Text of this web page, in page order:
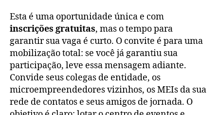
Esta é uma oportunidade única e com
inscrições gratuitas, mas o tempo para
garantir sua vaga é curto. O convite é para uma
mobilização total: se você já garantiu sua
participação, leve essa mensagem adiante.
Convide seus colegas de entidade, os
microempreendedores vizinhos, os MEIs da sua
rede de contatos e seus amigos de jornada. O